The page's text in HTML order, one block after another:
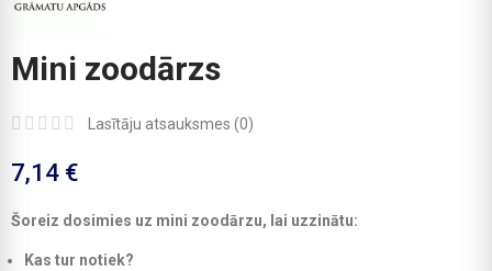
Mini zoodārzs
Lasītāju atsauksmes (0)
7,14 €
Šoreiz dosimies uz mini zoodārzu, lai uzzinātu:
‍Kas tur notiek?